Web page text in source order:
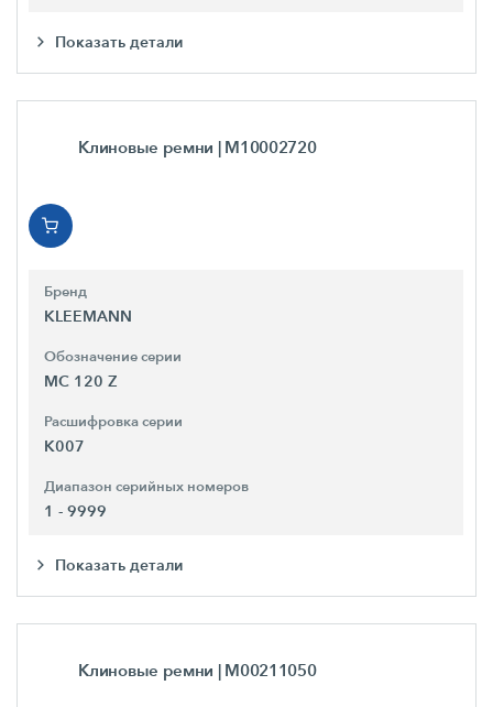
Показать детали
Клиновые ремни | M10002720
Бренд
KLEEMANN
Обозначение серии
MC 120 Z
Расшифровка серии
K007
Диапазон серийных номеров
1 - 9999
Показать детали
Клиновые ремни | M00211050